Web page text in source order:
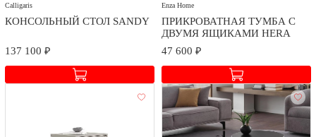
Calligaris
КОНСОЛЬНЫЙ СТОЛ SANDY
137 100 ₽
Enza Home
ПРИКРОВАТНАЯ ТУМБА C
ДВУМЯ ЯЩИКАМИ HERA
47 600 ₽